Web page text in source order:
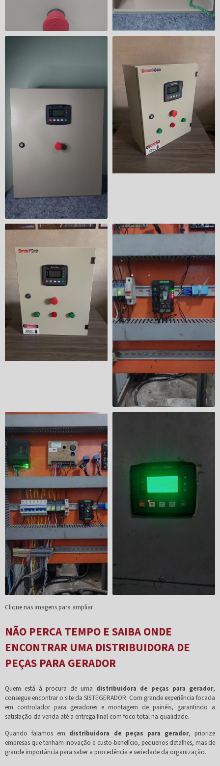
Clique nas imagens para ampliar
NÃO PERCA TEMPO E SAIBA ONDE
ENCONTRAR UMA DISTRIBUIDORA DE
PEÇAS PARA GERADOR
Quem está à procura de uma distribuidora de peças para gerador,
consegue encontrar o site da SISTEGERADOR. Com grande experiência focada
em controlador para geradores e montagem de painéis, garantindo a
satisfação da venda até a entrega final com foco total na qualidade.
Quando falamos em distribuidora de peças para gerador, priorize
empresas que tenham inovação e custo-benefício, pequenos detalhes, mas de
grande importância para saber a procedência e seriedade da organização.